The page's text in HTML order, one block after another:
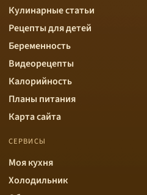
Кулинарные статьи
Рецепты для детей
Беременность
Видеорецепты
Калорийность
Планы питания
Карта сайта
СЕРВИСЫ
Моя кухня
Холодильник